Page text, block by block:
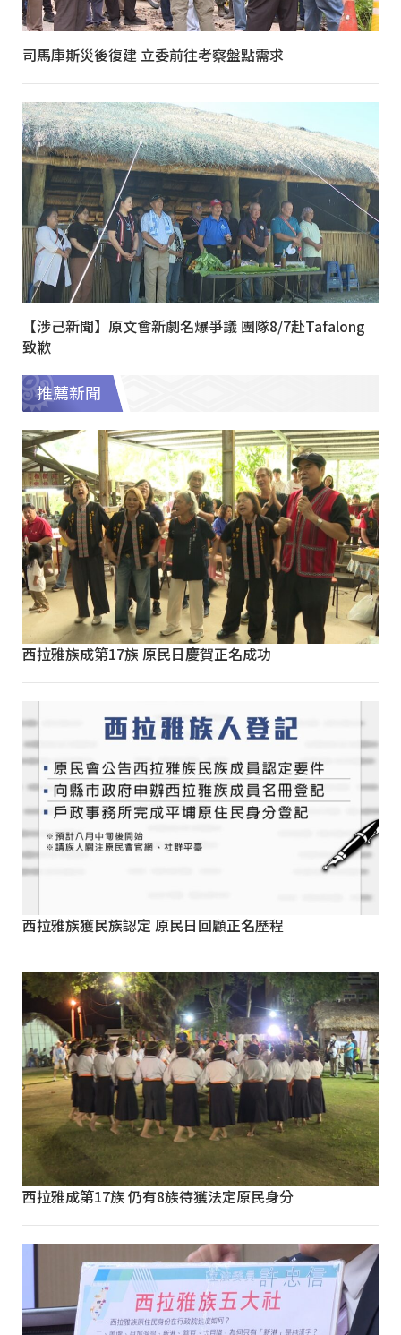
司馬庫斯災後復建 立委前往考察盤點需求
【涉己新聞】原文會新劇名爆爭議 團隊8/7赴Tafalong
致歉
推薦新聞
西拉雅族成第17族 原民日慶賀正名成功
西拉雅族獲民族認定 原民日回顧正名歷程
西拉雅成第17族 仍有8族待獲法定原民身分